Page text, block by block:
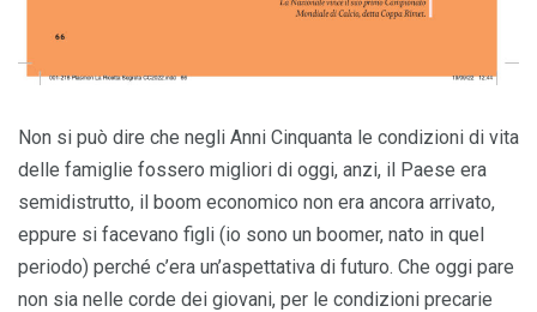
Non si può dire che negli Anni Cinquanta le condizioni di vita
delle famiglie fossero migliori di oggi, anzi, il Paese era
semidistrutto, il boom economico non era ancora arrivato,
eppure si facevano figli (io sono un boomer, nato in quel
periodo) perché c’era un’aspettativa di futuro. Che oggi pare
non sia nelle corde dei giovani, per le condizioni precarie